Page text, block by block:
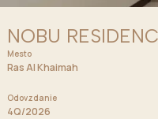
NOBU
Mesto
Ras Al Khaimah
Odovzdanie
4Q/2026